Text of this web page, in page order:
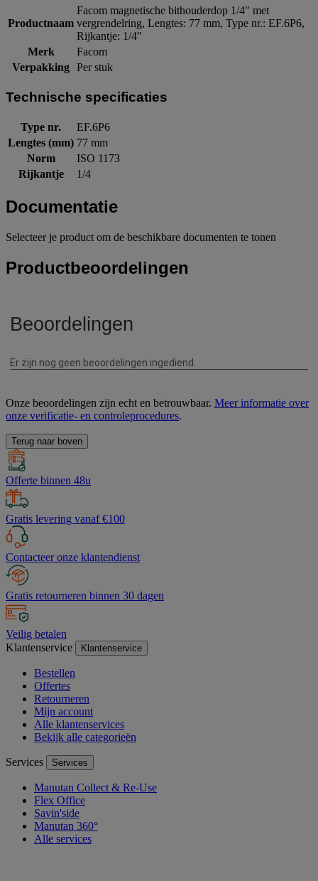
Productnaam
Facom magnetische bithouderdop 1/4" met
vergrendelring, Lengtes: 77 mm, Type nr.: EF.6P6,
Rijkantje: 1/4"
Merk
Facom
Verpakking Per stuk
Technische specificaties
Type nr.
EF.6P6
Lengtes (mm) 77 mm
Norm
ISO 1173
Rijkantje
1/4
Documentatie
Selecteer je product om de beschikbare documenten te tonen
Productbeoordelingen
Onze beoordelingen zijn echt en betrouwbaar. Meer informatie over
onze verificatie- en controleprocedures.
Terug naar boven
Offerte binnen 48u
Gratis levering vanaf €100
Contacteer onze klantendienst
Gratis retourneren binnen 30 dagen
Veilig betalen
Klantenservice
Klantenservice
Bestellen
Offertes
Retourneren
Mijn account
Alle klantenservices
Bekijk alle categorieën
Services Services
Manutan Collect & Re-Use
Flex Office
Savin'side
Manutan 360°
Alle services